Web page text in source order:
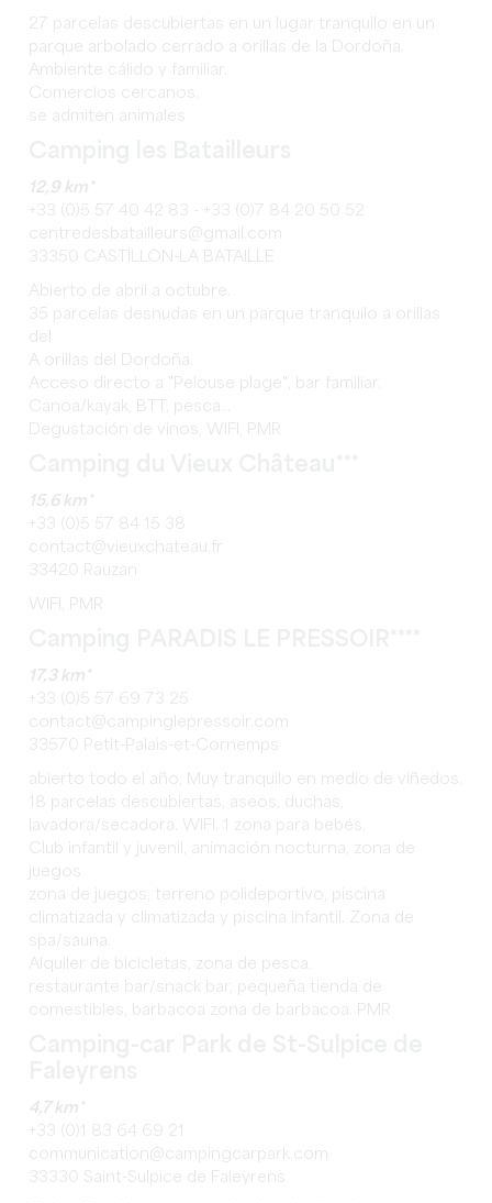
27 parcelas descubiertas en un lugar tranquilo en un
parque arbolado cerrado a orillas de la Dordoña.
Ambiente cálido y familiar.
Comercios cercanos.
se admiten animales
12,9 km*
+33 (0)5 57 40 42 83 - +33 (0)7 84 20 50 52
centredesbatailleurs@gmail.com
33350 CASTILLON-LA BATAILLE
Abierto de abril a octubre.
35 parcelas desnudas en un parque tranquilo a orillas
del
A orillas del Dordoña.
Acceso directo a "Pelouse plage", bar familiar.
Canoa/kayak, BTT, pesca...
Degustación de vinos, WIFI, PMR
15,6 km*
+33 (0)5 57 84 15 38
contact@vieuxchateau.fr
33420 Rauzan
WIFI, PMR
17,3 km*
+33 (0)5 57 69 73 25
contact@campinglepressoir.com
33570 Petit-Palais-et-Cornemps
abierto todo el año, Muy tranquilo en medio de viñedos.
18 parcelas descubiertas, aseos, duchas,
lavadora/secadora. WIFI. 1 zona para bebés.
Club infantil y juvenil, animación nocturna, zona de
juegos
zona de juegos, terreno polideportivo, piscina
climatizada y climatizada y piscina infantil. Zona de
spa/sauna.
Alquiler de bicicletas, zona de pesca.
restaurante bar/snack bar, pequeña tienda de
comestibles, barbacoa zona de barbacoa. PMR
4,7 km*
+33 (0)1 83 64 69 21
communication@campingcarpark.com
33330 Saint-Sulpice de Faleyrens